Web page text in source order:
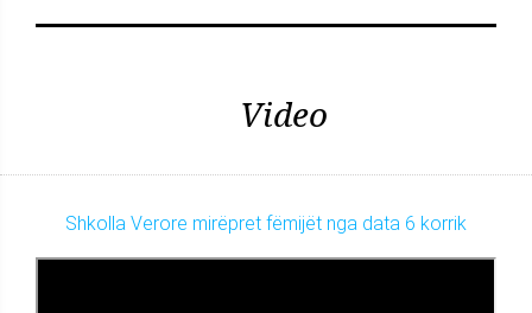
Video
Shkolla Verore mirëpret fëmijët nga data 6 korrik